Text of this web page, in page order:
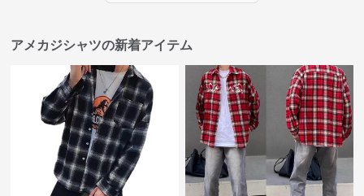
アメカジシャツの新着アイテム